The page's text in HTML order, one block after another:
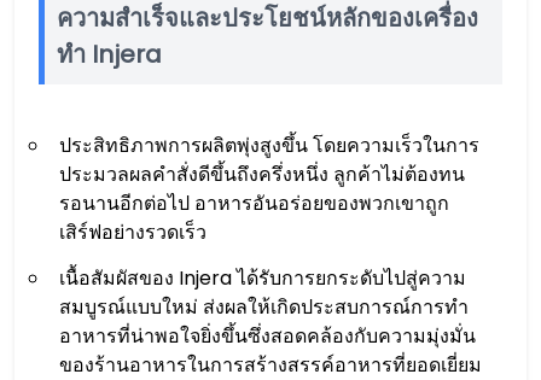
ความสำเร็จและประโยชน์หลักของเครื่อง
ทำ Injera
ประสิทธิภาพการผลิตพุ่งสูงขึ้น โดยความเร็วในการ
ประมวลผลคำสั่งดีขึ้นถึงครึ่งหนึ่ง ลูกค้าไม่ต้องทน
รอนานอีกต่อไป อาหารอันอร่อยของพวกเขาถูก
เสิร์ฟอย่างรวดเร็ว
เนื้อสัมผัสของ Injera ได้รับการยกระดับไปสู่ความ
สมบูรณ์แบบใหม่ ส่งผลให้เกิดประสบการณ์การทำ
อาหารที่น่าพอใจยิ่งขึ้นซึ่งสอดคล้องกับความมุ่งมั่น
ของร้านอาหารในการสร้างสรรค์อาหารที่ยอดเยี่ยม